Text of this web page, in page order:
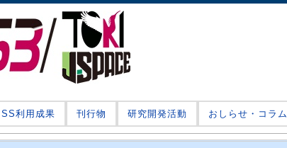
利用成果 刊行物 研究開発活動 おしらせ・コラム